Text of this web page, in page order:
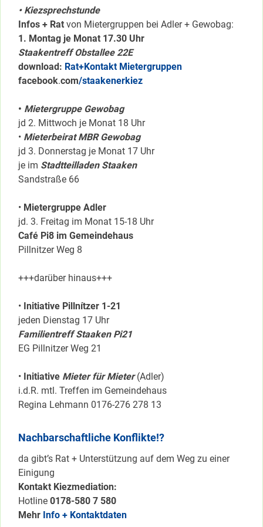
• Kiezsprechstunde
Infos + Rat von Mietergruppen bei Adler + Gewobag:
1. Montag je Monat 17.30 Uhr
Staakentreff Obstallee 22E
download: Rat+Kontakt Mietergruppen
facebook.com/staakenerkiez
• Mietergruppe Gewobag
jd 2. Mittwoch je Monat 18 Uhr
• Mieterbeirat MBR Gewobag
jd 3. Donnerstag je Monat 17 Uhr
je im Stadtteilladen Staaken
Sandstraße 66
• Mietergruppe Adler
jd. 3. Freitag im Monat 15-18 Uhr
Café Pi8 im Gemeindehaus
Pillnitzer Weg 8
+++darüber hinaus+++
• Initiative Pillnítzer 1-21
jeden Dienstag 17 Uhr
Familientreff Staaken Pi21
EG Pillnitzer Weg 21
• Initiative Mieter für Mieter(Adler)
i.d.R. mtl. Treffen im Gemeindehaus
Regina Lehmann 0176-276 278 13
Nachbarschaftliche Konflikte!?
da gibt’s Rat + Unterstützung auf dem Weg zu einer
Einigung
Kontakt Kiezmediation:
Hotline 0178-580 7 580
Mehr Info + Kontaktdaten